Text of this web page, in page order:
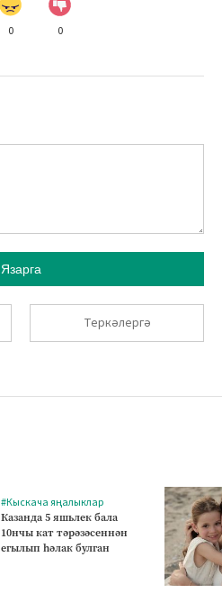
0 0
Язарга
Теркәлергә
#Кыскача яңалыклар
Казанда 5 яшьлек бала
10нчы кат тәрәзәсеннән
егылып һәлак булган